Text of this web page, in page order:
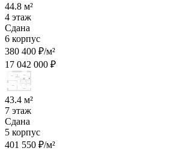
44.8 м²
4 этаж
Сдана
6 корпус
380 400 ₽/м²
17 042 000 ₽
43.4 м²
7 этаж
Сдана
5 корпус
401 550 ₽/м²